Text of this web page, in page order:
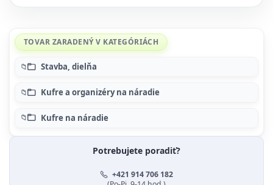
TOVAR ZARADENÝ V KATEGÓRIÁCH
Stavba, dielňa
Kufre a organizéry na náradie
Kufre na náradie
Potrebujete poradiť?
+421 914 706 182